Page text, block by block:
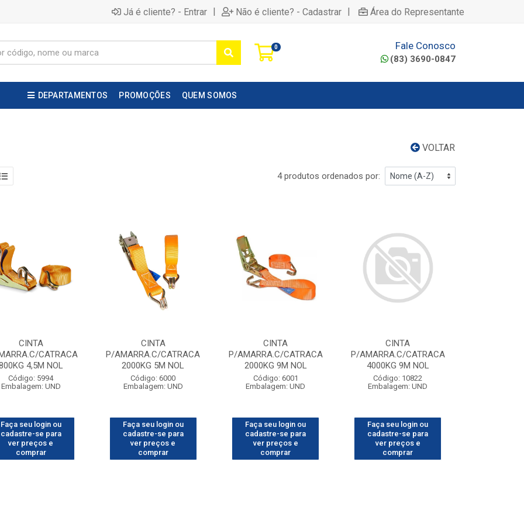
Já é cliente? - Entrar | Não é cliente? - Cadastrar | Área do Representante
0 Fale Conosco
(83) 3690-0847
DEPARTAMENTOS PROMOÇÕES QUEM SOMOS
VOLTAR
4 produtos ordenados por:
CINTA
CATRACA
4,5M NOL
Código: 5994
Embalagem: UND
Faça seu login ou
cadastre-se para
ver preços e
comprar
CINTA
P/AMARRA.C/CATRACA
2000KG 5M NOL
Código: 6000
Embalagem: UND
Faça seu login ou
cadastre-se para
ver preços e
comprar
CINTA
P/AMARRA.C/CATRACA
2000KG 9M NOL
Código: 6001
Embalagem: UND
Faça seu login ou
cadastre-se para
ver preços e
comprar
CINTA
P/AMARRA.C/CATRACA
4000KG 9M NOL
Código: 10822
Embalagem: UND
Faça seu login ou
cadastre-se para
ver preços e
comprar